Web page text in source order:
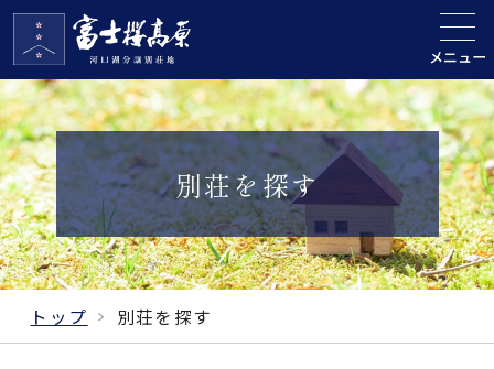
メニュー
別荘を探す
トップ 別荘を探す